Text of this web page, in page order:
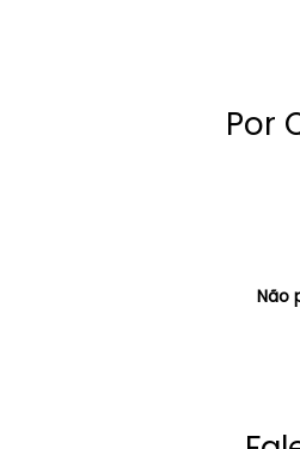
Por
Não